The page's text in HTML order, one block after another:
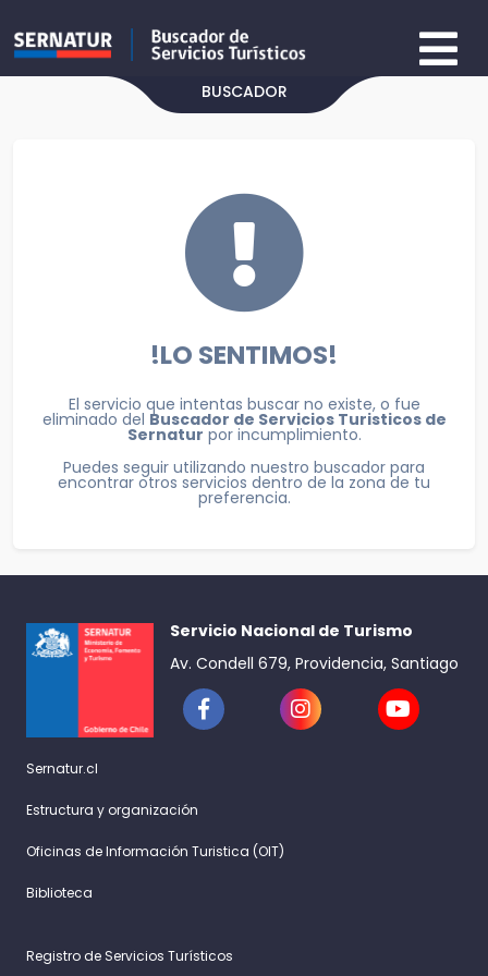
BUSCADOR
!LO SENTIMOS!
El servicio que intentas buscar no existe, o fue
eliminado del Buscador de Servicios Turisticos de
Sernatur por incumplimiento.
Puedes seguir utilizando nuestro buscador para
encontrar otros servicios dentro de la zona de tu
preferencia.
Servicio Nacional de Turismo
Av. Condell 679, Providencia, Santiago
Sernatur.cl
Estructura y organización
Oficinas de Información Turistica (OIT)
Biblioteca
Registro de Servicios Turísticos